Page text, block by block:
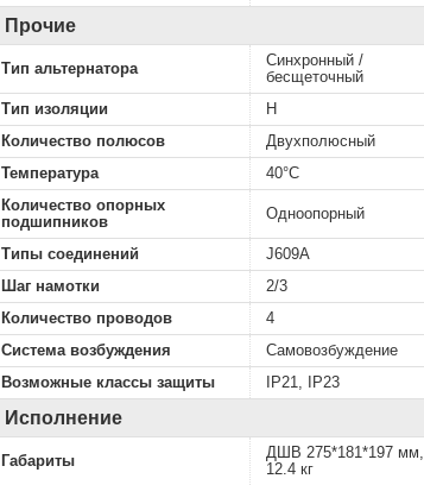
Прочие
Тип альтернатора
Cинхронный /
бесщеточный
Тип изоляции
H
Количество полюсов
Двухполюсный
Температура
40°C
Количество опорных
подшипников
Одноопорный
Типы соединений
J609A
Шаг намотки
2/3
Количество проводов
4
Система возбуждения
Самовозбуждение
Возможные классы защиты
IP21, IP23
Исполнение
Габариты
ДШВ 275*181*197 мм,
12.4 кг